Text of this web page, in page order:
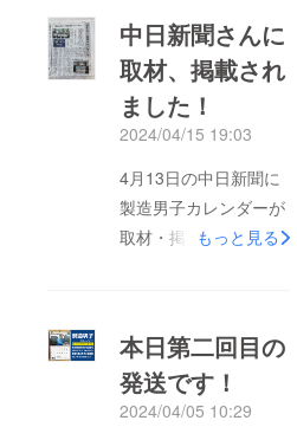
もう少しだけお待ちく
ださい！
中日新聞さんに
取材、掲載され
ました！
2024/04/15 19:03
4月13日の中日新聞に
製造男子カレンダーが
取材・掲載されまし
る、愛知県西尾市の製
造業のイケメンカレン
ダーを、この機会にぜ
もっと見る
本日第二回目の
発送です！
2024/04/05 10:29